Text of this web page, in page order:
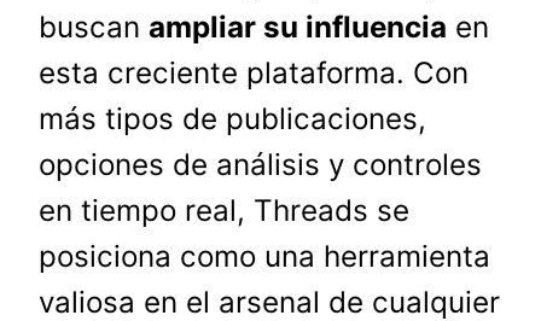
buscan ampliar su influencia en
esta creciente plataforma. Con
más tipos de publicaciones,
opciones de análisis y controles
en tiempo real, Threads se
posiciona como una herramienta
valiosa en el arsenal de cualquier